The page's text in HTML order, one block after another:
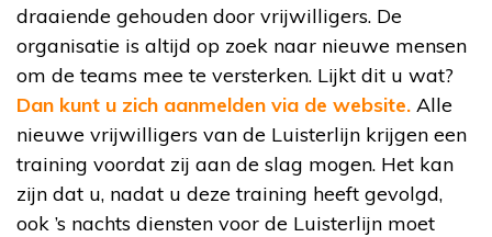
draaiende gehouden door vrijwilligers. De
organisatie is altijd op zoek naar nieuwe mensen
om de teams mee te versterken. Lijkt dit u wat?
Dan kunt u zich aanmelden via de website. Alle
nieuwe vrijwilligers van de Luisterlijn krijgen een
training voordat zij aan de slag mogen. Het kan
zijn dat u, nadat u deze training heeft gevolgd,
ook ’s nachts diensten voor de Luisterlijn moet